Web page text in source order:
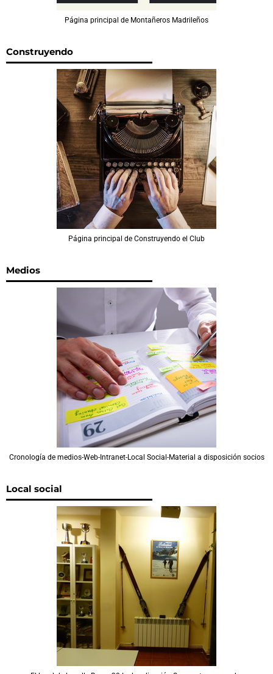
Página principal de Montañeros Madrileños
Construyendo
Página principal de Construyendo el Club
Medios
Cronología de medios-Web-Intranet-Local Social-Material a disposición socios
Local social